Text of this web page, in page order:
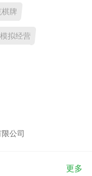
牌
模拟经营
公司
更多